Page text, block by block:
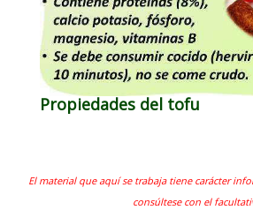
Propiedades del tofu
El material que aquí se trabaja tiene carácter
consúltese con el